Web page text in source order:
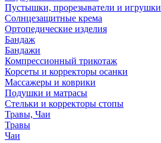
Пустышки, прорезыватели и игрушки
Солнцезащитные крема
Ортопедические изделия
Бандаж
Бандажи
Компрессионный трикотаж
Корсеты и корректоры осанки
Массажеры и коврики
Подушки и матрасы
Стельки и корректоры стопы
Травы, Чаи
Травы
Чаи